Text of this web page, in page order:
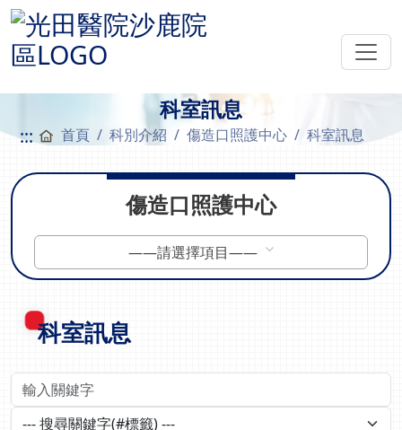
科室訊息
::: 首頁 科別介紹 傷造口照護中心 科室訊息
傷造口照護中心
——請選擇項目——
科室訊息